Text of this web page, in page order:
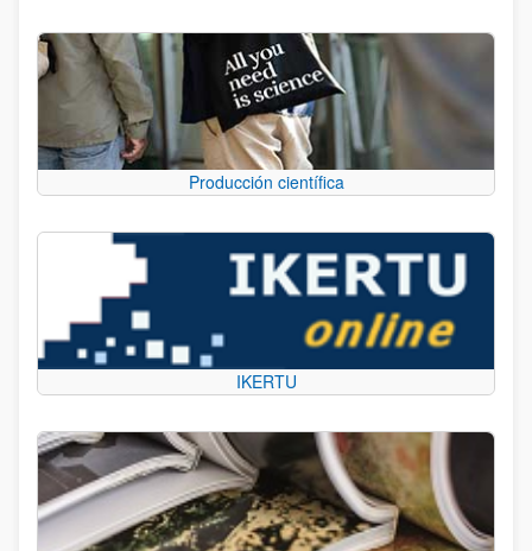
Producción científica
IKERTU